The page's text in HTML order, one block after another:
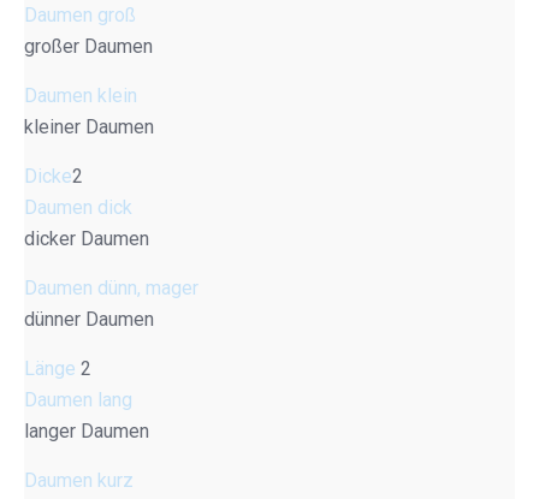
Daumen groß
großer Daumen
Daumen klein
kleiner Daumen
Dicke2
Daumen dick
dicker Daumen
Daumen dünn, mager
dünner Daumen
Länge 2
Daumen lang
langer Daumen
Daumen kurz